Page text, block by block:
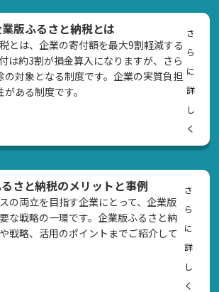
版ふるさと納税とは
とは、企業の寄付額を最大9割軽減する
は約3割が損金算入になりますが、さら
の対象となる制度です。企業の実質負担
ある制度です。
さ
ら
に
詳
し
く
さと納税のメリットと事例
の両立を目指す企業にとって、企業版
な戦略の一環です。企業版ふるさと納
戦略、活用のポイントまでご紹介して
さ
ら
に
詳
し
く